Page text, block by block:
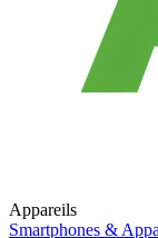
Appareils
Smartphones &